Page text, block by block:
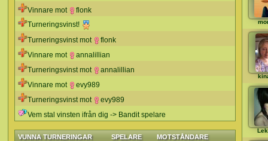
Vinnare mot
flonk
Turneringsvinst!
Turneringsvinst mot
flonk
Vinnare mot
annalillian
Turneringsvinst mot
annalillian
Vinnare mot
evy989
Turneringsvinst mot
evy989
Vem stal vinsten ifrån dig -> Bandit spelare
VUNNA TURNERINGAR SPELARE MOTSTÅNDARE